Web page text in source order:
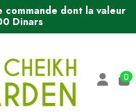
dont la valeur
Dinars
0